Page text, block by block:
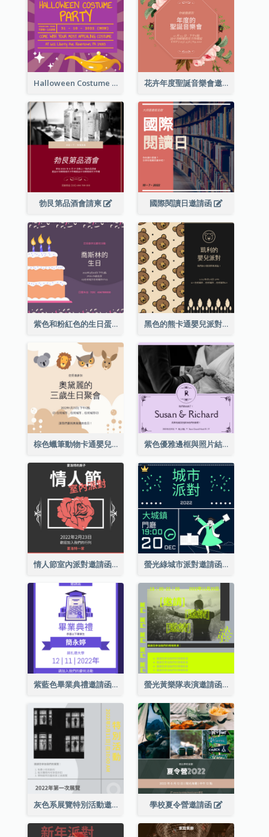
Halloween Costume Party Invitation 花卉年度聖誕音樂會邀請函
勃艮第品酒會請柬 國際閱讀日邀請函
紫色和粉紅色的生日蛋糕插圖聚會請柬 黑色的熊卡通嬰兒派對請柬
棕色蠟筆動物卡通嬰兒生日邀請 紫色優雅邊框與照片結婚請柬
情人節室內派對邀請函 螢光綠城市派對邀請函
紫藍色畢業典禮邀請函 螢光黃樂隊表演邀請函
灰色系展覽特別活動邀請函 學校夏令營邀請函